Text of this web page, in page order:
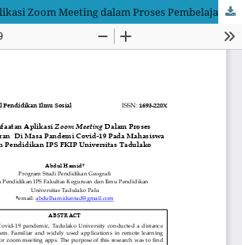
Pemanfaatan Aplikasi Zoom Meeting dalam Proses Pembelajaran di Masa Pandemi Covid-19 pada Mahasiswa Jurusan Pendidikan IPS FKIP Universitas Tadulako